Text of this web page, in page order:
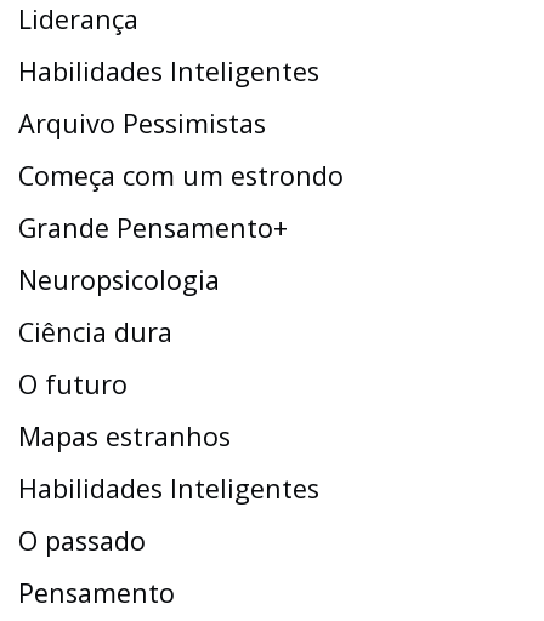
Liderança
Habilidades Inteligentes
Arquivo Pessimistas
Começa com um estrondo
Grande Pensamento+
Neuropsicologia
Ciência dura
O futuro
Mapas estranhos
Habilidades Inteligentes
O passado
Pensamento